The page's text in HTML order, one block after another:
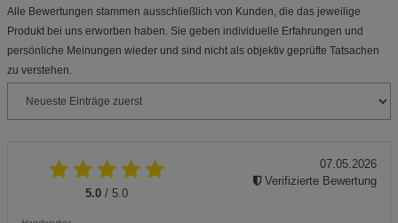
Alle Bewertungen stammen ausschließlich von Kunden, die das jeweilige
Produkt bei uns erworben haben. Sie geben individuelle Erfahrungen und
persönliche Meinungen wieder und sind nicht als objektiv geprüfte Tatsachen
zu verstehen.
5.0 / 5.0
07.05.2026
Verifizierte Bewertung